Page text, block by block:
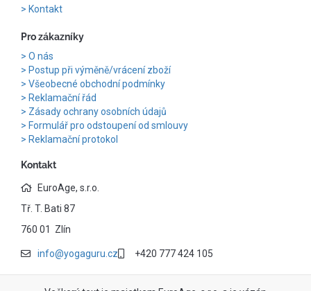
Kontakt
Pro zákazníky
O nás
Postup při výměně/vrácení zboží
Všeobecné obchodní podmínky
Reklamační řád
Zásady ochrany osobních údajů
Formulář pro odstoupení od smlouvy
Reklamační protokol
Kontakt
EuroAge, s.r.o.
Tř. T. Bati 87
760 01 Zlín
info@yogaguru.cz +420 777 424 105